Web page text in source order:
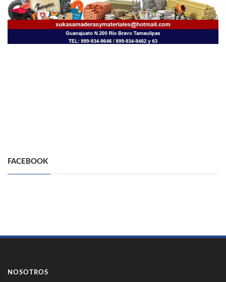
FACEBOOK
NOSOTROS